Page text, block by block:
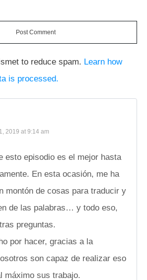
Post Comment
to reduce spam. Learn how
is processed.
2019 at 9:14 am
esto episodio es el mejor hasta
En esta ocasión, me ha
montón de cosas para traducir y
de las palabras… y todo eso,
preguntas.
por hacer, gracias a la
son capaz de realizar eso
máximo sus trabajo.